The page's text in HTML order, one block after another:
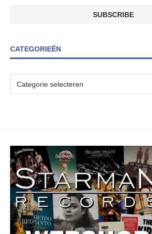
CATEGORIEËN